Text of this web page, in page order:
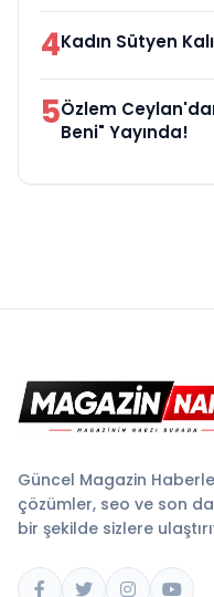
4Kadın Sütyen
5Özlem
Beni" Yayında!
Güncel Magazin
çözümler, seo ve son
bir şekilde sizlere